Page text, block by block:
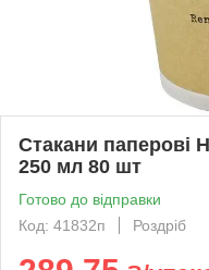
Стакани паперові
250 мл 80 шт
Готово до відправки
Код: 41832п
Роздріб